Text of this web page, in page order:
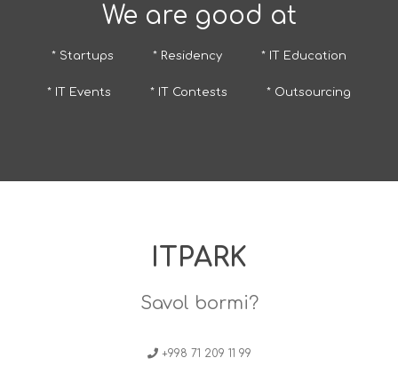
We are good at
* Startups * Residency * IT Education
* IT Events * IT Contests * Outsourcing
ITPARK
Savol bormi?
+998 71 209 11 99